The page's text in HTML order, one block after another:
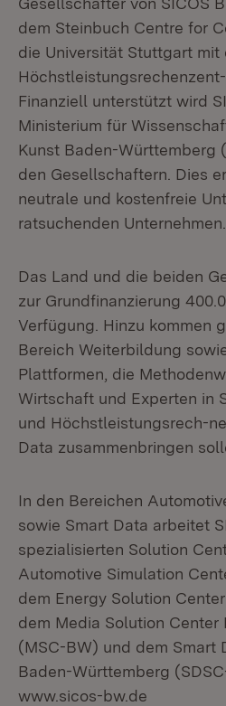
dem Steinbuch Centre for
die Universität Stuttgart mit
Finanziell unterstützt wird
Ministerium für
Kunst Baden-Württemberg
den Gesellschaftern. Dies
neutrale und kostenfreie
ratsuchenden Unternehmen.
Das Land und die beiden
zur Grundfinanzierung
Verfügung. Hinzu kommen
Bereich Weiterbildung
Plattformen, die
Wirtschaft und Experten in
und Höchstleistungsrech-
Data zusammenbringen
In den Bereichen
sowie Smart Data arbeitet
spezialisierten Solution
Automotive Simulation
dem Energy Solution
dem Media Solution
(MSC-BW) und dem Smart
Baden-Württemberg
www.sicos-bw.de